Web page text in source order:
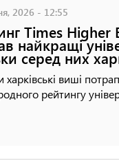
2026 - 12:55
Times Higher
найкращі
серед них
харківські виші
рейтингу